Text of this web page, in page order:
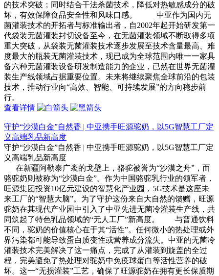
的技术突破；同时结合干法杀菌技术，降低对热敏感成分的破
坏，有效保障食品安全性和风味口感。 中亚作为国内无
菌灌装技术的开拓者与标准输出者，自2002年起开始研发第一
代袋装无菌灌装封切设备至今，在无菌灌装领域不断取得多项
重大突破，从袋装无菌灌装技术逐步发展至技术含量最高、难
度最大的瓶装无菌灌装技术，现已成为全球范围内唯一一家具
备六种无菌灌装设备研发制造能力的企业，已然在世界无菌灌
装生产线领域占据重要位置。未来将继续聚焦全球前沿的包装
技术，推动行业向“高效、智能、可持续发展”的方向稳步前
行。
查看详情
守护“沙漠白金”自然香 | 中亚携手旺源驼奶，以5G智慧工厂定
义高端乳品新高度
守护“沙漠白金”自然香 | 中亚携手旺源驼奶，以5G智慧工厂定
义高端乳品新高度
在新疆阿勒泰广袤的戈壁上，骆驼被誉为“沙漠之舟”，而
骆驼奶则被称为“沙漠白金”。作为中国骆驼乳行业的领军者，
旺源集团投资10亿元建设的智慧化产业园，5G技术是这座未
来工厂的“智慧大脑”。为了守护这份来自大自然的馈赠，旺源
驼奶在其现代产业园中引入了中亚先进无菌冷灌装生产线，共
同筑起了特色乳品领域的“无人工厂”新高度。 与普通饮料
不同，驼奶的价值核心在于其“活性”。任何微小的热处理或外
界污染都可能导致蛋白质变性或营养成分流失。中亚的无菌冷
灌装技术完美解决了这一痛点，完成了从灌装到旋盖的全过
程，完美避免了热处理对驼奶中免疫球蛋白等活性营养的破
坏。这一“无损灌装”工艺，确保了旺源驼奶在拥有更长保质期